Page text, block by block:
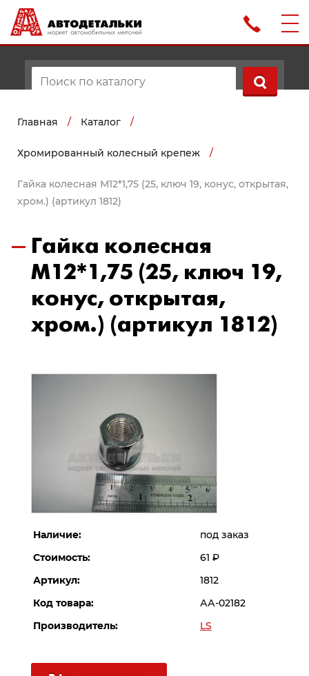
Главная / Каталог /
Хромированный колесный крепеж /
Гайка колесная М12*1,75 (25, ключ 19, конус, открытая,
хром.) (артикул 1812)
Гайка колесная
М12*1,75 (25, ключ 19,
конус, открытая,
хром.) (артикул 1812)
Наличие:
под заказ
Стоимость:
61 Р
Артикул:
1812
Код товара:
АА-02182
Производитель:
LS